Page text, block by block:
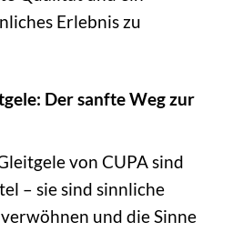
Erlebnis zu
Der sanfte Weg zur
von CUPA sind
– sie sind sinnliche
und die Sinne